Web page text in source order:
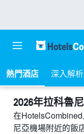
熱門酒店 深入解析
2026年拉科魯
在
尼亞機場附近的飯